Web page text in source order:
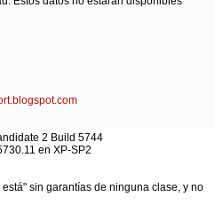
2 Build 5744
en XP-SP2
sin garantías de ninguna clase, y no